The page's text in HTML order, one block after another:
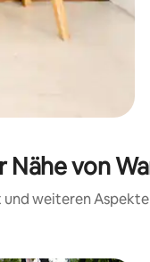
Nähe von
und weiteren